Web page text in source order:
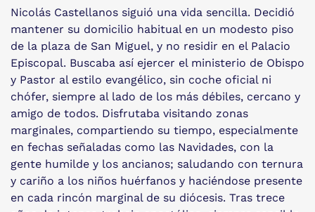
Nicolás Castellanos siguió una vida sencilla. Decidió
mantener su domicilio habitual en un modesto piso
de la plaza de San Miguel, y no residir en el Palacio
Episcopal. Buscaba así ejercer el ministerio de Obispo
y Pastor al estilo evangélico, sin coche oficial ni
chófer, siempre al lado de los más débiles, cercano y
amigo de todos. Disfrutaba visitando zonas
marginales, compartiendo su tiempo, especialmente
en fechas señaladas como las Navidades, con la
gente humilde y los ancianos; saludando con ternura
y cariño a los niños huérfanos y haciéndose presente
en cada rincón marginal de su diócesis. Tras trece